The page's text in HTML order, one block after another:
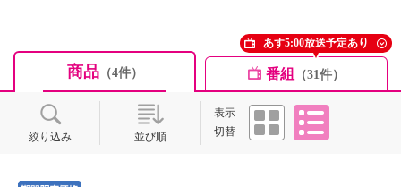
商品（4件） 番組 （31件）
あす5:00放送予定あり
絞り込み 並び順
表示
切替
タイル